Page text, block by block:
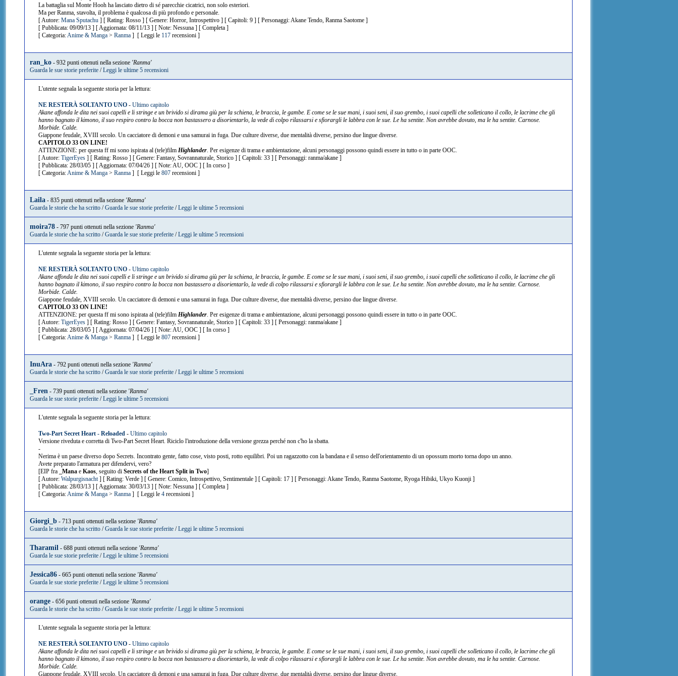
La battaglia sul Monte Hooh ha lasciato dietro di sé parecchie cicatrici, non solo esteriori.
Ma per Ranma, stavolta, il problema è qualcosa di più profondo e personale.
[ Autore: Mana Sputachu] [ Rating: Rosso ] [ Genere: Horror, Introspettivo ] [ Capitoli: 9 ] [ Personaggi: Akane Tendo, Ranma Saotome ]
[ Pubblicata: 09/09/13 ] [ Aggiornata: 08/11/13 ] [ Note: Nessuna ] [ Completa ]
[ Categoria:Anime & Manga> Ranma] [ Leggi le 117recensioni ]
ran_ko- 932 punti ottenuti nella sezione 'Ranma'
Guarda le sue storie preferite/Leggi le ultime 5 recensioni
L'utente segnala la seguente storia per la lettura:
NE RESTERÀ SOLTANTO UNO- Ultimo capitolo
Akane affonda le dita nei suoi capelli e li stringe e un brivido si dirama giù per la schiena, le braccia, le gambe. E come se le sue mani, i suoi seni, il suo grembo, i suoi capelli che solleticano il collo, le lacrime che gli
hanno bagnato il kimono, il suo respiro contro la bocca non bastassero a disorientarlo, la vede di colpo rilassarsi e sfiorargli le labbra con le sue. Le ha sentite. Non avrebbe dovuto, ma le ha sentite. Carnose.
Morbide. Calde.
Giappone feudale, XVIII secolo. Un cacciatore di demoni e una samurai in fuga. Due culture diverse, due mentalità diverse, persino due lingue diverse.
CAPITOLO 33 ON LINE!
ATTENZIONE: per questa ff mi sono ispirata al (tele)film Highlander. Per esigenze di trama e ambientazione, alcuni personaggi possono quindi essere in tutto o in parte OOC.
[ Autore: TigerEyes] [ Rating: Rosso ] [ Genere: Fantasy, Sovrannaturale, Storico ] [ Capitoli: 33 ] [ Personaggi: ranma/akane ]
[ Pubblicata: 28/03/05 ] [ Aggiornata: 07/04/26 ] [ Note: AU, OOC ] [ In corso ]
[ Categoria:Anime & Manga> Ranma] [ Leggi le 807recensioni ]
Laila- 835 punti ottenuti nella sezione 'Ranma'
Guarda le storie che ha scritto/Guarda le sue storie preferite/Leggi le ultime 5 recensioni
moira78- 797 punti ottenuti nella sezione 'Ranma'
Guarda le storie che ha scritto/Guarda le sue storie preferite/Leggi le ultime 5 recensioni
L'utente segnala la seguente storia per la lettura:
NE RESTERÀ SOLTANTO UNO- Ultimo capitolo
Akane affonda le dita nei suoi capelli e li stringe e un brivido si dirama giù per la schiena, le braccia, le gambe. E come se le sue mani, i suoi seni, il suo grembo, i suoi capelli che solleticano il collo, le lacrime che gli
hanno bagnato il kimono, il suo respiro contro la bocca non bastassero a disorientarlo, la vede di colpo rilassarsi e sfiorargli le labbra con le sue. Le ha sentite. Non avrebbe dovuto, ma le ha sentite. Carnose.
Morbide. Calde.
Giappone feudale, XVIII secolo. Un cacciatore di demoni e una samurai in fuga. Due culture diverse, due mentalità diverse, persino due lingue diverse.
CAPITOLO 33 ON LINE!
ATTENZIONE: per questa ff mi sono ispirata al (tele)film Highlander. Per esigenze di trama e ambientazione, alcuni personaggi possono quindi essere in tutto o in parte OOC.
[ Autore: TigerEyes] [ Rating: Rosso ] [ Genere: Fantasy, Sovrannaturale, Storico ] [ Capitoli: 33 ] [ Personaggi: ranma/akane ]
[ Pubblicata: 28/03/05 ] [ Aggiornata: 07/04/26 ] [ Note: AU, OOC ] [ In corso ]
[ Categoria:Anime & Manga> Ranma] [ Leggi le 807recensioni ]
InuAra- 792 punti ottenuti nella sezione 'Ranma'
Guarda le storie che ha scritto/Guarda le sue storie preferite/Leggi le ultime 5 recensioni
_Fren- 739 punti ottenuti nella sezione 'Ranma'
Guarda le sue storie preferite/Leggi le ultime 5 recensioni
L'utente segnala la seguente storia per la lettura:
Two-Part Secret Heart - Reloaded- Ultimo capitolo
Versione riveduta e corretta di Two-Part Secret Heart. Riciclo l'introduzione della versione grezza perché non c'ho la sbatta.
-
Nerima è un paese diverso dopo Secrets. Incontrato gente, fatto cose, visto posti, rotto equilibri. Poi un ragazzotto con la bandana e il senso dell'orientamento di un opossum morto torna dopo un anno.
Avete preparato l'armatura per difendervi, vero?
[EIP fra
_Manae Kaos, seguito di Secrets of the Heart Split in Two]
[ Autore: Walpurgisnacht] [ Rating: Verde ] [ Genere: Comico, Introspettivo, Sentimentale ] [ Capitoli: 17 ] [ Personaggi: Akane Tendo, Ranma Saotome, Ryoga Hibiki, Ukyo Kuonji ]
[ Pubblicata: 28/03/13 ] [ Aggiornata: 30/03/13 ] [ Note: Nessuna ] [ Completa ]
[ Categoria:Anime & Manga> Ranma] [ Leggi le 4recensioni ]
Giorgi_b- 713 punti ottenuti nella sezione 'Ranma'
Guarda le storie che ha scritto/Guarda le sue storie preferite/Leggi le ultime 5 recensioni
Tharamil- 688 punti ottenuti nella sezione 'Ranma'
Guarda le sue storie preferite/Leggi le ultime 5 recensioni
Jessica86- 665 punti ottenuti nella sezione 'Ranma'
Guarda le sue storie preferite/Leggi le ultime 5 recensioni
orange- 656 punti ottenuti nella sezione 'Ranma'
Guarda le storie che ha scritto/Guarda le sue storie preferite/Leggi le ultime 5 recensioni
L'utente segnala la seguente storia per la lettura:
NE RESTERÀ SOLTANTO UNO- Ultimo capitolo
Akane affonda le dita nei suoi capelli e li stringe e un brivido si dirama giù per la schiena, le braccia, le gambe. E come se le sue mani, i suoi seni, il suo grembo, i suoi capelli che solleticano il collo, le lacrime che gli
hanno bagnato il kimono, il suo respiro contro la bocca non bastassero a disorientarlo, la vede di colpo rilassarsi e sfiorargli le labbra con le sue. Le ha sentite. Non avrebbe dovuto, ma le ha sentite. Carnose.
Morbide. Calde.
Giappone feudale, XVIII secolo. Un cacciatore di demoni e una samurai in fuga. Due culture diverse, due mentalità diverse, persino due lingue diverse.